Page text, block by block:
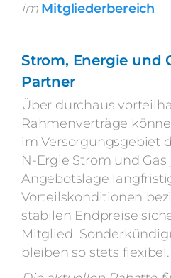
im Mitgliederbereich
Strom, Energie und
Partner
Über durchaus
Rahmenverträge
im Versorgungsgebiet
N-Ergie Strom und Gas
Angebotslage
Vorteilskonditionen
stabilen Endpreise
Mitglied
bleiben so stets flexibel.